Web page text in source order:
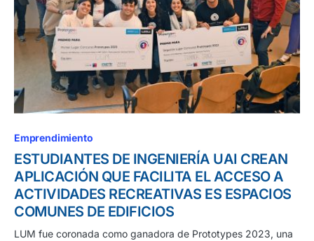
Emprendimiento
ESTUDIANTES DE INGENIERÍA UAI CREAN
APLICACIÓN QUE FACILITA EL ACCESO A
ACTIVIDADES RECREATIVAS ES ESPACIOS
COMUNES DE EDIFICIOS
LUM fue coronada como ganadora de Prototypes 2023, una